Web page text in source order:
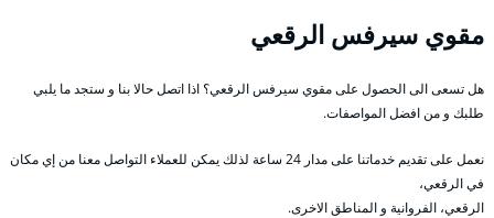
مقوي سيرفس الرقعي
هل تسعى الى الحصول على مقوي سيرفس الرقعي؟ اذا اتصل حالا بنا و ستجد ما يلبي
طلبك و من افضل المواصفات.
نعمل على تقديم خدماتنا على مدار 24 ساعة لذلك يمكن للعملاء التواصل معنا من إي مكان
في الرقعي،
الرقعي، الفروانية و المناطق الاخرى.